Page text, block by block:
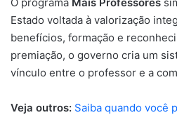
Estado voltada à valorização
benefícios, formação e
premiação, o governo cria um
vínculo entre o professor e a
Veja outros: Saiba quando você